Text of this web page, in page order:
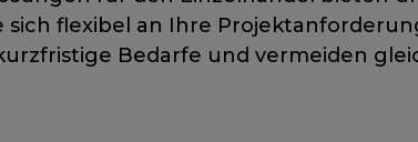
flexibel an Ihre
Bedarfe und vermeiden